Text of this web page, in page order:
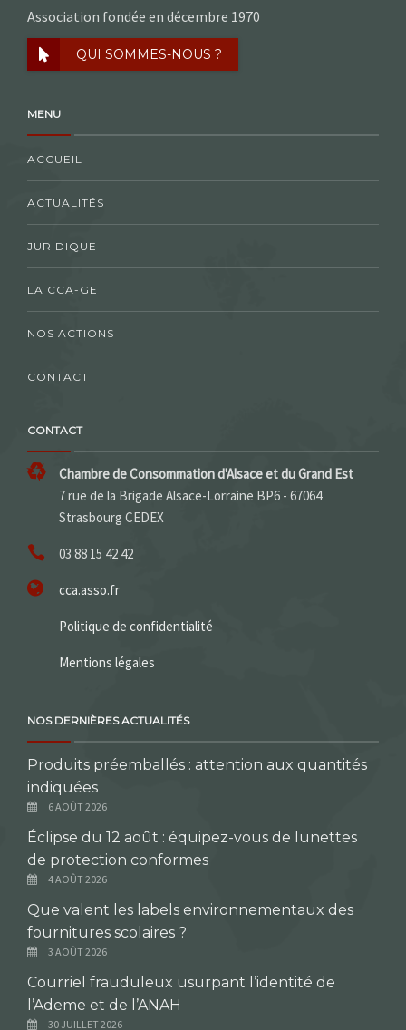
Association fondée en décembre 1970
QUI SOMMES-NOUS ?
MENU
ACCUEIL
ACTUALITÉS
JURIDIQUE
LA CCA-GE
NOS ACTIONS
CONTACT
CONTACT
Chambre de Consommation d'Alsace et du Grand Est
7 rue de la Brigade Alsace-Lorraine BP6 - 67064
Strasbourg CEDEX
03 88 15 42 42
cca.asso.fr
Politique de confidentialité
Mentions légales
NOS DERNIÈRES ACTUALITÉS
Produits préemballés : attention aux quantités
indiquées
6 AOÛT 2026
Éclipse du 12 août : équipez-vous de lunettes
de protection conformes
4 AOÛT 2026
Que valent les labels environnementaux des
fournitures scolaires ?
3 AOÛT 2026
Courriel frauduleux usurpant l’identité de
l’Ademe et de l’ANAH
30 JUILLET 2026